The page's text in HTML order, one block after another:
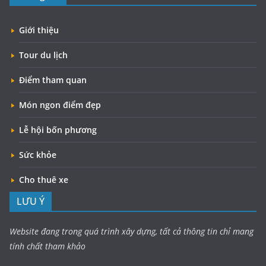
Giới thiệu
Tour du lịch
Điểm tham quan
Món ngon điểm đẹp
Lễ hội bốn phương
Sức khỏe
Cho thuê xe
LƯU Ý
Website đang trong quá trình xây dựng, tất cả thông tin chỉ mang
tính chất tham khảo